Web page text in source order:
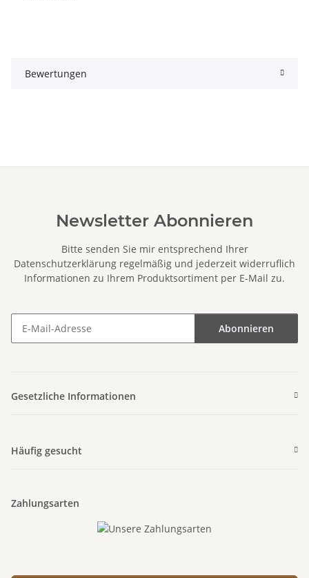
Bewertungen
Newsletter Abonnieren
Bitte senden Sie mir entsprechend Ihrer
Datenschutzerklärung regelmäßig und jederzeit widerruflich
Informationen zu Ihrem Produktsortiment per E-Mail zu.
Abonnieren
Gesetzliche Informationen
Häufig gesucht
Zahlungsarten